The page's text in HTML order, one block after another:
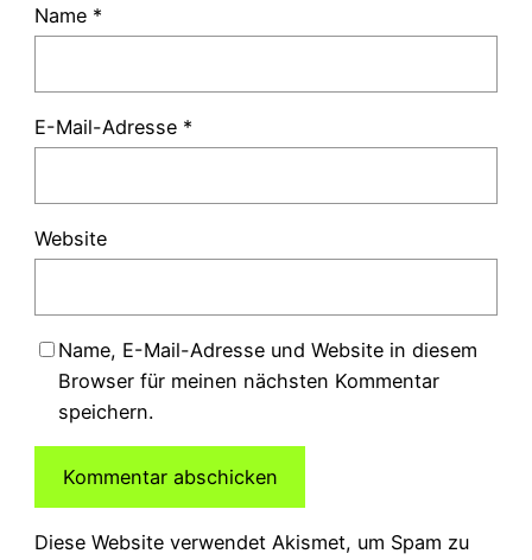
Name *
E-Mail-Adresse *
Website
Name, E-Mail-Adresse und Website in diesem
Browser für meinen nächsten Kommentar
speichern.
Diese Website verwendet Akismet, um Spam zu